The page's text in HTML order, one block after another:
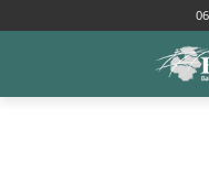
Tags